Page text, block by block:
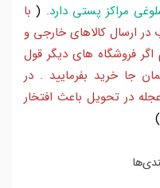
مراکز پستی دارد.
(با
ارسال کالاهای خارجی و
فروشگاه های دیگر قول
جا خرید بفرمایید . در
در تحویل باعث افتخار
)